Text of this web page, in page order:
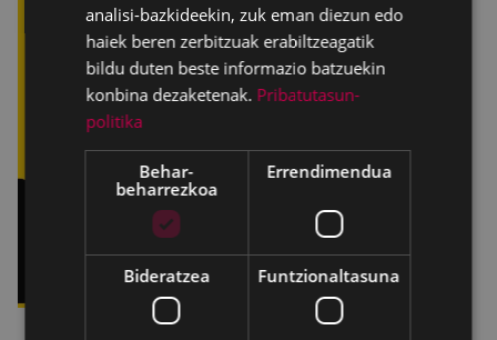
analisi-bazkideekin, zuk eman diezun edo
haiek beren zerbitzuak erabiltzeagatik
bildu duten beste informazio batzuekin
konbina dezaketenak. Pribatutasun-
politika
Behar-
beharrezkoa
Errendimendua
Bideratzea Funtzionaltasuna